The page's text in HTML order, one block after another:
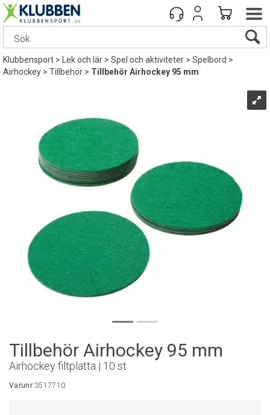
Klubbensport> Lek och lär>Spel och aktiviteter>Spelbord>
Airhockey>Tillbehör>Tillbehör Airhockey 95 mm
Tillbehör Airhockey 95 mm
Airhockey filtplatta | 10 st
Varunr:3517710